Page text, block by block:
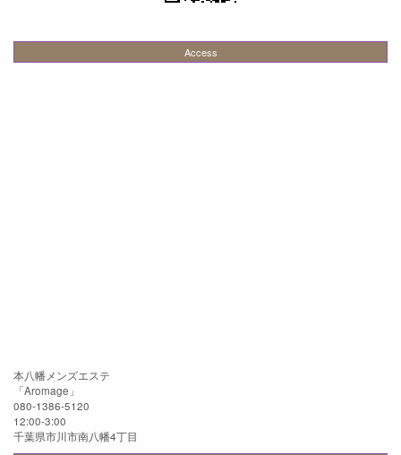
Access
本八幡メンズエステ
「Aromage 」
080-1386-5120
12:00-3:00
千葉県市川市南八幡4丁目